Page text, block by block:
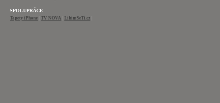
SPOLUPRÁCE
Tapety iPhone TV NOVA LibimSeTi.cz